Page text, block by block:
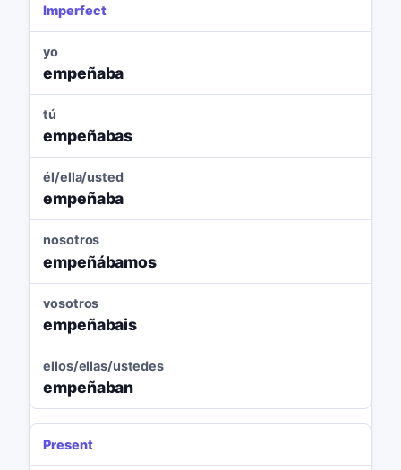
Imperfect
yo
empeñaba
tú
empeñabas
él/ella/usted
empeñaba
nosotros
empeñábamos
vosotros
empeñabais
ellos/ellas/ustedes
empeñaban
Present